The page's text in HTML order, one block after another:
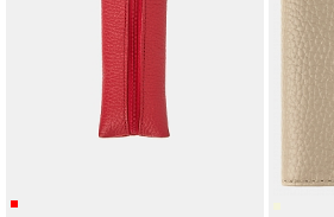
Адреса магазинов